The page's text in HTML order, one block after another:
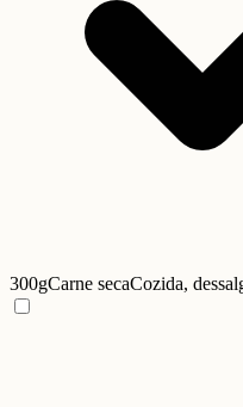
300gCarne secaCozida,